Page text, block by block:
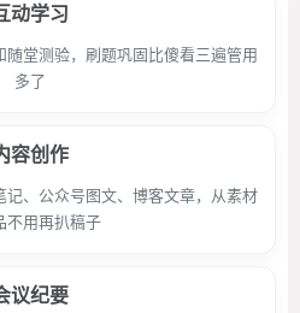
动学习
堂测验，刷题巩固比傻看三遍管用
多了
容创作
、公众号图文、博客文章，从素材
不用再扒稿子
议纪要